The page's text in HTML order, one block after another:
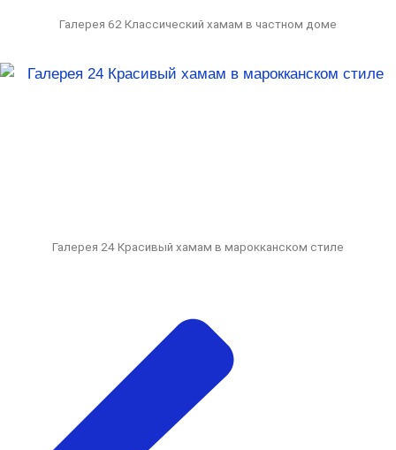
Галерея 62 Классический хамам в частном доме
Галерея 24 Красивый хамам в марокканском стиле